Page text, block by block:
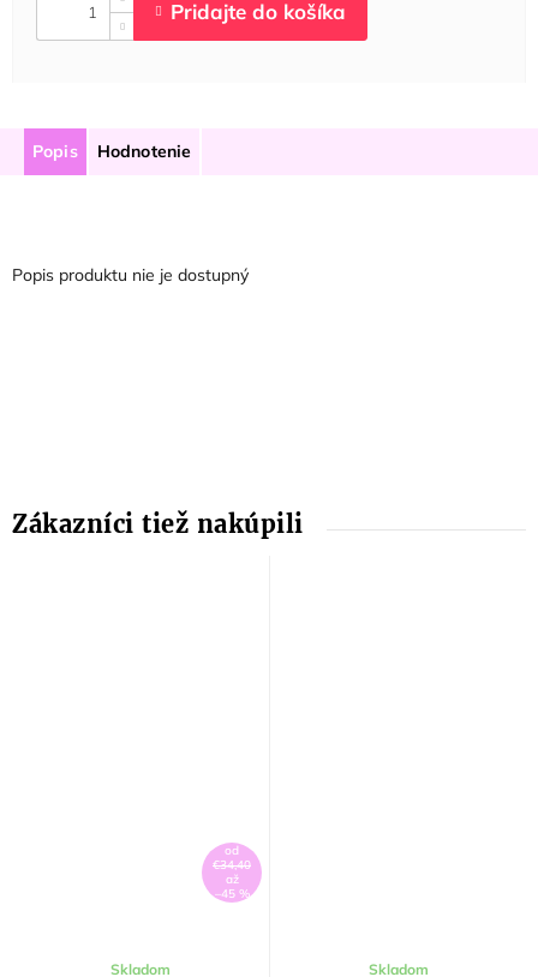
Popis Hodnotenie
Popis produktu nie je dostupný
od
€34,40
až
–45 %
Skladom Skladom